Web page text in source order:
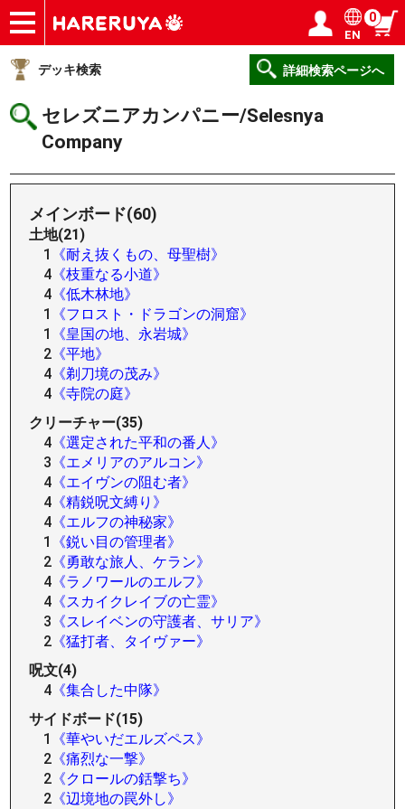
ショップ
買取
記事
デッキ検索
デッキ構築
選手一覧
店舗一覧
イベント
ヘルプ
お問い合わせ ログイン／会員登録
EN
0
デッキ検索 詳細検索ページへ
セレズニアカンパニー/Selesnya
Company
メインボード(60)
土地(21)
1
《耐え抜くもの、母聖樹》
4 《枝重なる小道》
4 《低木林地》
1
《フロスト・ドラゴンの洞窟》
1
《皇国の地、永岩城》
2 《平地》
4 《剃刀境の茂み》
4 《寺院の庭》
クリーチャー(35)
4 《選定された平和の番人》
3 《エメリアのアルコン》
4 《エイヴンの阻む者》
4 《精鋭呪文縛り》
4 《エルフの神秘家》
1
《鋭い目の管理者》
2 《勇敢な旅人、ケラン》
4 《ラノワールのエルフ》
4 《スカイクレイブの亡霊》
3 《スレイベンの守護者、サリア》
2 《猛打者、タイヴァー》
呪文(4)
4 《集合した中隊》
サイドボード(15)
1
《華やいだエルズペス》
2 《痛烈な一撃》
2 《クロールの銛撃ち》
2 《辺境地の罠外し》